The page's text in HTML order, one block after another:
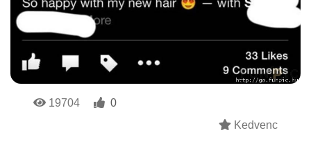
19704
0
Kedvenc